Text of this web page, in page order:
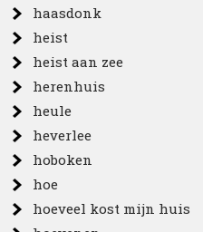
haasdonk
heist
heist aan zee
herenhuis
heule
heverlee
hoboken
hoe
hoeveel kost mijn huis